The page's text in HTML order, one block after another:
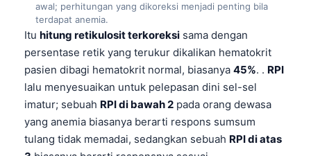
awal; perhitungan yang dikoreksi menjadi penting bila
terdapat anemia.
Itu hitung retikulosit terkoreksi sama dengan
persentase retik yang terukur dikalikan hematokrit
pasien dibagi hematokrit normal, biasanya 45%. . RPI
lalu menyesuaikan untuk pelepasan dini sel-sel
imatur; sebuah RPI di bawah 2 pada orang dewasa
yang anemia biasanya berarti respons sumsum
tulang tidak memadai, sedangkan sebuah RPI di atas